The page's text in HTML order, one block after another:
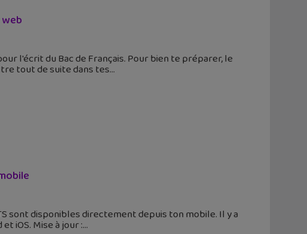
l'écrit du Bac de Français. Pour bien te préparer, le
tout de suite dans tes
sont disponibles directement depuis ton mobile. Il y a
iOS. Mise à jour :